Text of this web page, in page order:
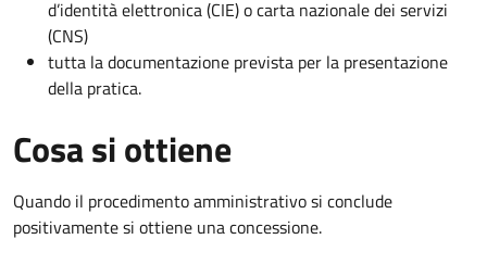
d’identità elettronica (CIE) o carta nazionale dei servizi
(CNS)
tutta la documentazione prevista per la presentazione
della pratica.
Cosa si ottiene
Quando il procedimento amministrativo si conclude
positivamente si ottiene una concessione.